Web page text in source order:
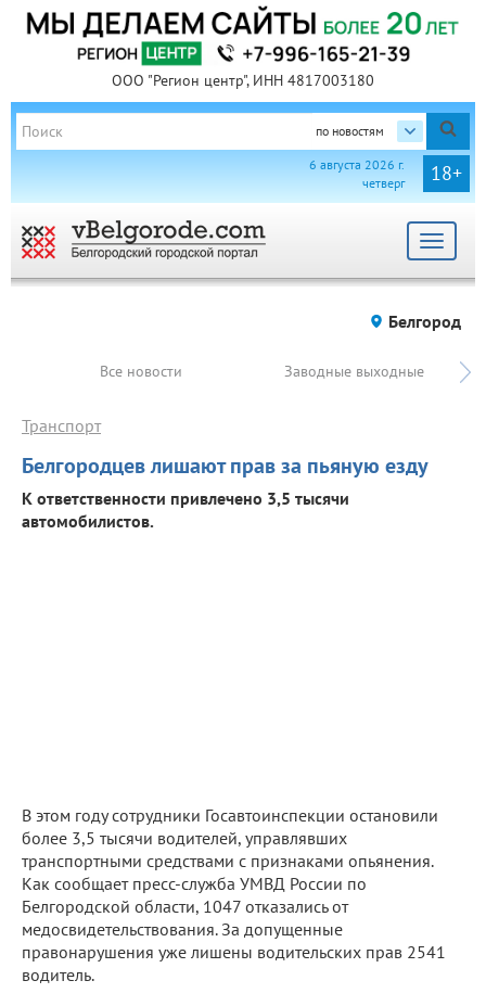
ООО "Регион центр", ИНН 4817003180
по новостям
18+
6 августа 2026 г.
четверг
Toggle
Белгород
Все новости Заводные выходные
Белгородцев лишают прав за пьяную езду
Транспорт
К ответственности привлечено 3,5 тысячи
автомобилистов.
В этом году сотрудники Госавтоинспекции остановили
более 3,5 тысячи водителей, управлявших
транспортными средствами с признаками опьянения.
Как сообщает пресс-служба УМВД России по
Белгородской области, 1047 отказались от
медосвидетельствования. За допущенные
правонарушения уже лишены водительских прав 2541
водитель.